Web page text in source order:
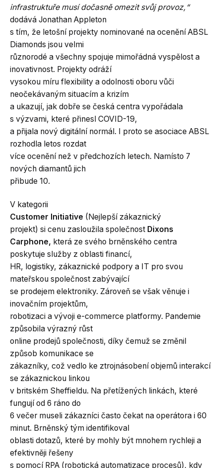
infrastruktuře musí dočasně omezit svůj provoz,“
dodává Jonathan Appleton
s tím, že letošní projekty nominované na ocenění ABSL
Diamonds jsou velmi
různorodé a všechny spojuje mimořádná vyspělost a
inovativnost. Projekty odráží
vysokou míru flexibility a odolnosti oboru vůči
neočekávaným situacím a krizím
a ukazují, jak dobře se česká centra vypořádala
s výzvami, které přinesl COVID-19,
a přijala nový digitální normál. I proto se asociace ABSL
rozhodla letos rozdat
více ocenění než v předchozích letech. Namísto 7
nových diamantů jich
přibude 10.
V kategorii
Customer Initiative (Nejlepší zákaznický
projekt) si cenu zasloužila společnost Dixons
Carphone, která ze svého brněnského centra
poskytuje služby z oblasti financí,
HR, logistiky, zákaznické podpory a IT pro svou
mateřskou společnost zabývající
se prodejem elektroniky. Zároveň se však věnuje i
inovačním projektům,
robotizaci a vývoji e-commerce platformy. Pandemie
způsobila výrazný růst
online prodejů společnosti, díky čemuž se změnil
způsob komunikace se
zákazníky, což vedlo ke ztrojnásobení objemů interakcí
se zákaznickou linkou
v britském Sheffieldu. Na přetížených linkách, které
fungují od 6 ráno do
6 večer museli zákazníci často čekat na operátora i 60
minut. Brněnský tým identifikoval
oblasti dotazů, které by mohly být mnohem rychleji a
efektivněji řešeny
s pomocí RPA (robotická automatizace procesů), kdy